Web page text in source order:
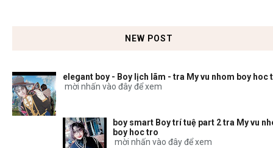
NEW POST
elegant boy - Boy lịch lãm - tra My vu nhom boy hoc
mời nhấn vào đây để xem
boy smart Boy trí tuệ part 2 tra My vu
boy hoc tro
mời nhấn vào đây để xem